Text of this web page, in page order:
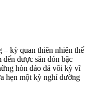
kỳ quan thiên nhiên thế
được săn đón bậc
hòn đảo đá vôi kỳ vĩ
hẹn một kỳ nghỉ dưỡng